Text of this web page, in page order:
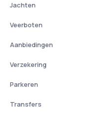
Jachten
Veerboten
Aanbiedingen
Verzekering
Parkeren
Transfers